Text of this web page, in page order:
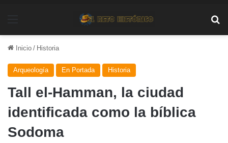
Inicio / Historia
Arqueología En Portada Historia
Tall el-Hamman, la ciudad
identificada como la bíblica
Sodoma